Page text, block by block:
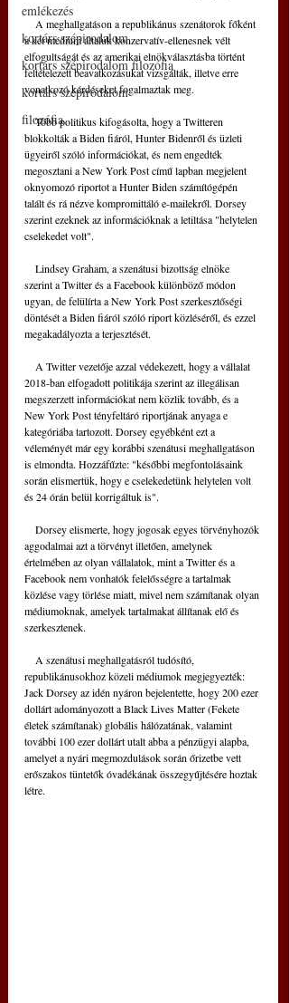
emlékezés
kortárs szépirodalom
kortárs szépirodalom filozófia
kortárs szépirodalom
filozófia
a két médium általuk konzervatív-ellenesnek vélt
elfogultságát és az amerikai elnökválasztásba történt
feltételezett beavatkozásukat vizsgálták, illetve erre
vonatkozó kérdéseket fogalmaztak meg.
    Több politikus kifogásolta, hogy a Twitteren
blokkolták a Biden fiáról, Hunter Bidenről és üzleti
ügyeiről szóló információkat, és nem engedték
megosztani a New York Post című lapban megjelent
oknyomozó riportot a Hunter Biden számítógépén
talált és rá nézve kompromittáló e-mailekről. Dorsey
szerint ezeknek az információknak a letiltása "helytelen
cselekedet volt".
szerint a Twitter és a Facebook különböző módon
ugyan, de felülírta a New York Post szerkesztőségi
döntését a Biden fiáról szóló riport közléséről, és ezzel
megakadályozta a terjesztését.
2018-ban elfogadott politikája szerint az illegálisan
megszerzett információkat nem közlik tovább, és a
New York Post tényfeltáró riportjának anyaga e
kategóriába tartozott. Dorsey egyébként ezt a
véleményét már egy korábbi szenátusi meghallgatáson
is elmondta. Hozzáfűzte: "későbbi megfontolásaink
során elismertük, hogy e cselekedetünk helytelen volt
és 24 órán belül korrigáltuk is".
aggodalmai azt a törvényt illetően, amelynek
értelmében az olyan vállalatok, mint a Twitter és a
Facebook nem vonhatók felelősségre a tartalmak
közlése vagy törlése miatt, mivel nem számítanak olyan
médiumoknak, amelyek tartalmakat állítanak elő és
szerkesztenek.
republikánusokhoz közeli médiumok megjegyezték:
Jack Dorsey az idén nyáron bejelentette, hogy 200 ezer
dollárt adományozott a Black Lives Matter (Fekete
életek számítanak) globális hálózatának, valamint
további 100 ezer dollárt utalt abba a pénzügyi alapba,
amelyet a nyári megmozdulások során őrizetbe vett
erőszakos tüntetők óvadékának összegyűjtésére hoztak
létre.